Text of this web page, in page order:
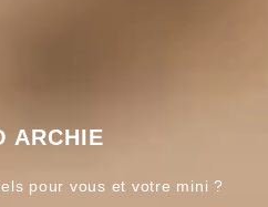
ARCHIE
pour vous et votre mini ?